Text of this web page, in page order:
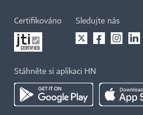
Certifikováno Sledujte nás
Stáhněte si aplikaci HN